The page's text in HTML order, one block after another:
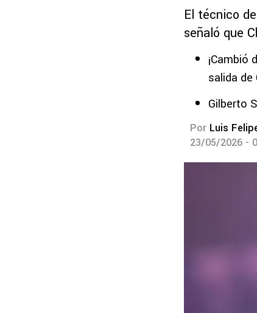
El técnico
señaló que
salida de
Gilberto
Por Luis
23/05/2026 -